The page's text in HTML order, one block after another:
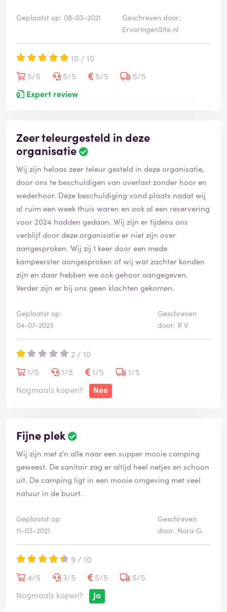
Geplaatst op: 08-03-2021
Geschreven door:
ErvaringenSite.nl
10 / 10
5/5
5/5 5/5
5/5
Expert review
Zeer teleurgesteld in deze
organisatie
Wij zijn helaas zeer teleur gesteld in deze organisatie,
door ons te beschuldigen van overlast zonder hoor en
wederhoor. Deze beschuldiging vond plaats nadat wij
al ruim een week thuis waren en ook al een reservering
voor 2024 hadden gedaan. Wij zijn er tijdens ons
verblijf door deze organisatie er niet zijn over
aangesproken. Wij zij 1 keer door een mede
kampeerster aangesproken of wij wat zachter konden
zijn en daar hebben we ook gehoor aangegeven.
Verder zijn er bij ons geen klachten gekomen.
Geplaatst op:
04-07-2023
Geschreven
door: R V.
2 / 10
1/5
1/5 1/5
1/5
Nogmaals kopen?
Nee
Fijne plek
Wij zijn met z'n alle naar een supper mooie camping
geweest. De sanitair zag er altijd heel netjes en schoon
uit. De camping ligt in een mooie omgeving met veel
natuur in de buurt.
Geplaatst op:
11-03-2021
Geschreven
door: Nora G.
9 / 10
4/5
3/5 5/5
5/5
Nogmaals kopen?
Ja